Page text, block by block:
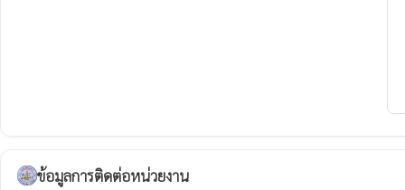
ข้อมูลการติดต่อหน่วยงาน